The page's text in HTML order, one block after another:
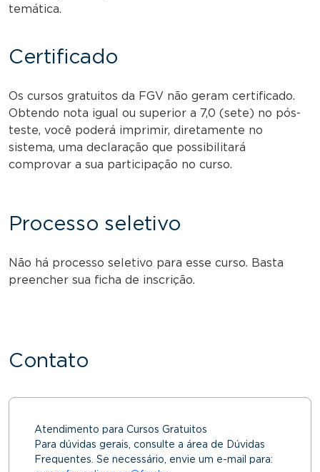
temática.
Certificado
Os cursos gratuitos da FGV não geram certificado.
Obtendo nota igual ou superior a 7,0 (sete) no pós-
teste, você poderá imprimir, diretamente no
sistema, uma declaração que possibilitará
comprovar a sua participação no curso.
Processo seletivo
Não há processo seletivo para esse curso. Basta
preencher sua ficha de inscrição.
Contato
Atendimento para Cursos Gratuitos
Para dúvidas gerais, consulte a área de Dúvidas
Frequentes. Se necessário, envie um e-mail para: